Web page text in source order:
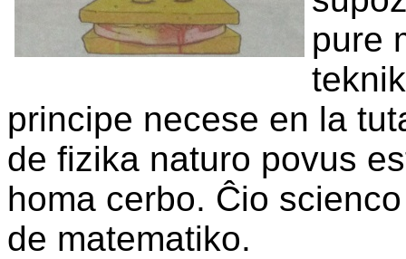
pure
principe necese en la
de fizika naturo povus
homa cerbo. Ĉio
de matematiko.